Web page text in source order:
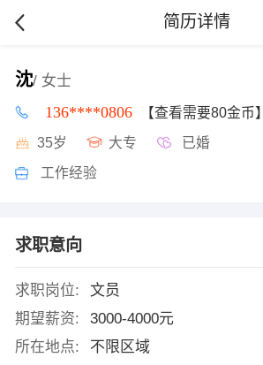
简历详情
沈/ 女士
136****0806 【查看需要80金币】
35岁 大专 已婚
工作经验
求职意向
求职岗位:
文员
期望薪资:
3000-4000元
所在地点:
不限区域